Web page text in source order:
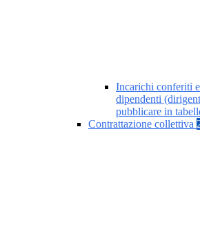
Incarichi conferiti
dipendenti
pubblicare in
Contrattazione collettiva